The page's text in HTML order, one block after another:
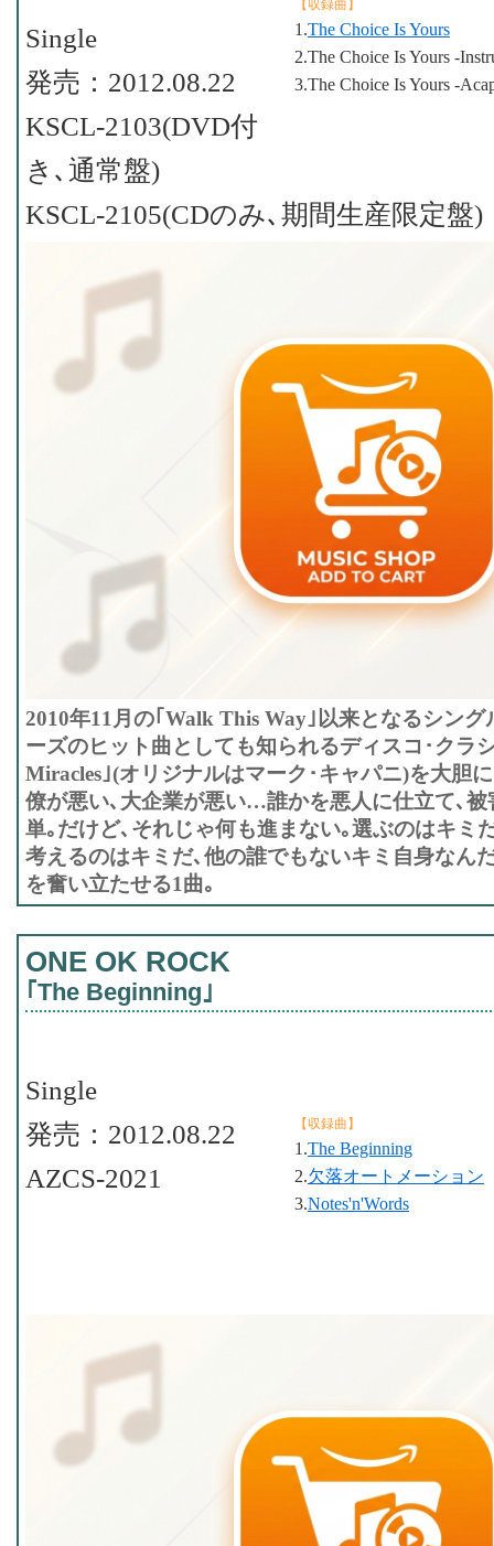
【収録曲】
1.The Choice Is Yours
2.The Choice Is Yours -
3.The Choice Is Yours -
Single
発売：2012.08.22
KSCL-2103(DVD付
き､通常盤)
KSCL-2105(CDのみ､期間生産限定盤)
2010年11月の｢Walk This Way｣以来となるシン
ーズのヒット曲としても知られるディスコ･クラ
Miracles｣(オリジナルはマーク･キャパニ)を大胆
僚が悪い､大企業が悪い…誰かを悪人に仕立て､被
単｡だけど､それじゃ何も進まない｡選ぶのはキミ
考えるのはキミだ､他の誰でもないキミ自身なん
を奮い立たせる1曲｡
ONE OK ROCK
｢The Beginning｣
【収録曲】
1.The Beginning
2.欠落オートメーション
3.Notes'n'Words
Single
発売：2012.08.22
AZCS-2021